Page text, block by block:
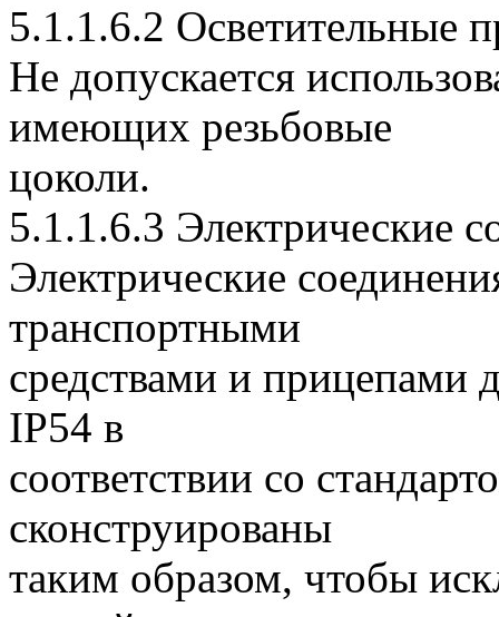
5.1.1.6.2 Осветительные
Не допускается
имеющих резьбовые
цоколи.
5.1.1.6.3 Электрические
Электрические
транспортными
средствами и прицепами
IP54 в
соответствии со
сконструированы
таким образом, чтобы